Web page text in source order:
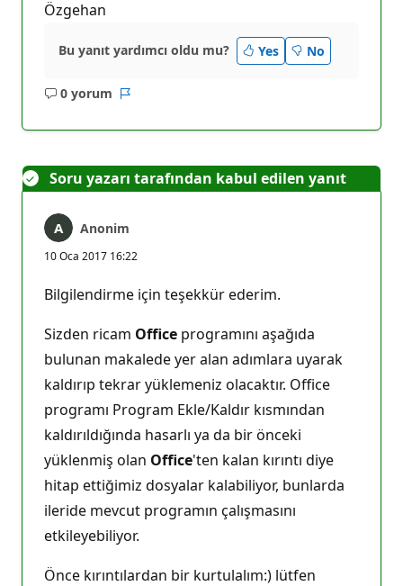
Özgehan
Bu yanıt yardımcı oldu mu? Yes No
0 yorum
Açıklama
Soru yazarı tarafından kabul edilen yanıt
Anonim
10 Oca 2017 16:22
Bilgilendirme için teşekkür ederim.
Sizden ricam Office programını aşağıda
bulunan makalede yer alan adımlara uyarak
kaldırıp tekrar yüklemeniz olacaktır. Office
programı Program Ekle/Kaldır kısmından
kaldırıldığında hasarlı ya da bir önceki
yüklenmiş olan Office'ten kalan kırıntı diye
hitap ettiğimiz dosyalar kalabiliyor, bunlarda
ileride mevcut programın çalışmasını
etkileyebiliyor.
Önce kırıntılardan bir kurtulalım:) lütfen